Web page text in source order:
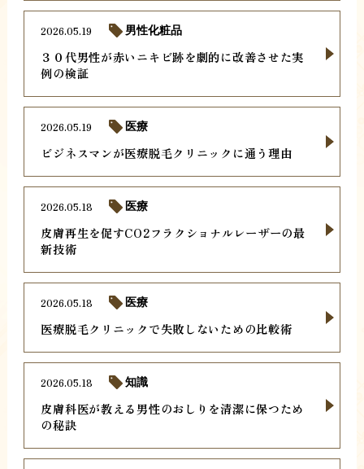
３０代男性が赤いニキビ跡を劇的に改善させた実
例の検証
2026.05.19 男性化粧品
ビジネスマンが医療脱毛クリニックに通う理由
2026.05.19 医療
皮膚再生を促すCO2フラクショナルレーザーの最
新技術
2026.05.18 医療
医療脱毛クリニックで失敗しないための比較術
2026.05.18 医療
皮膚科医が教える男性のおしりを清潔に保つため
の秘訣
2026.05.18 知識